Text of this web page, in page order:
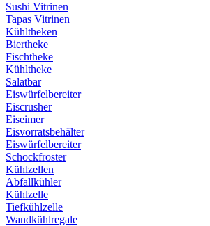
Sushi Vitrinen
Tapas Vitrinen
Kühltheken
Biertheke
Fischtheke
Kühltheke
Salatbar
Eiswürfelbereiter
Eiscrusher
Eiseimer
Eisvorratsbehälter
Eiswürfelbereiter
Schockfroster
Kühlzellen
Abfallkühler
Kühlzelle
Tiefkühlzelle
Wandkühlregale